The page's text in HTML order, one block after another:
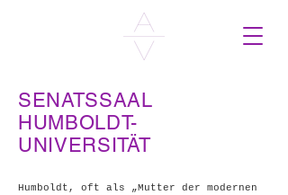
SENATSSAAL
HUMBOLDT-
UNIVERSITÄT
Humboldt, oft als „Mutter der modernen